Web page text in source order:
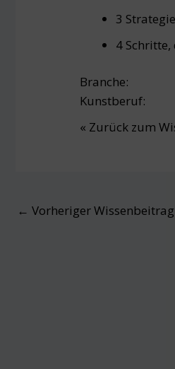
3
4
Branche:
Kunstberuf:
« Zurück zum
Post
← Vorheriger Wissenbeitrag